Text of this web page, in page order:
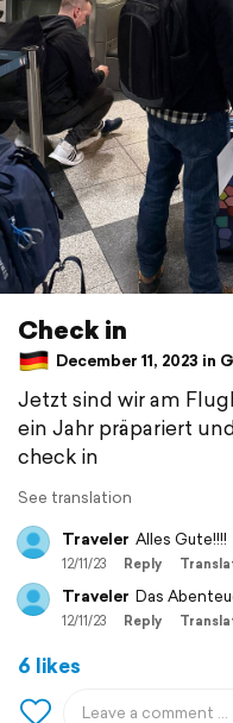
Check in
December 11, 2023 in
Jetzt sind wir am
ein Jahr präpariert
check in
See translation
Traveler Alles Gute!!!!
12/11/23 Reply
Traveler Das
12/11/23 Reply
6 likes